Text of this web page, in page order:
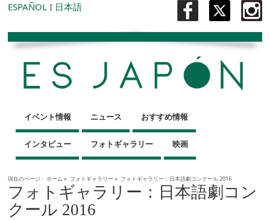
ESPAÑOL I 日本語
イベント情報 ニュース おすすめ情報
インタビュー フォトギャラリー 映画
現在のページ : ホーム » フォトギャラリー» フォトギャラリー：日本語劇コンクール 2016
フォトギャラリー：日本語劇コン
クール 2016